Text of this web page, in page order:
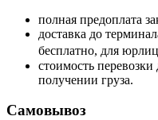
полная предоплата
доставка до
бесплатно, для
стоимость
получении груза.
Самовывоз